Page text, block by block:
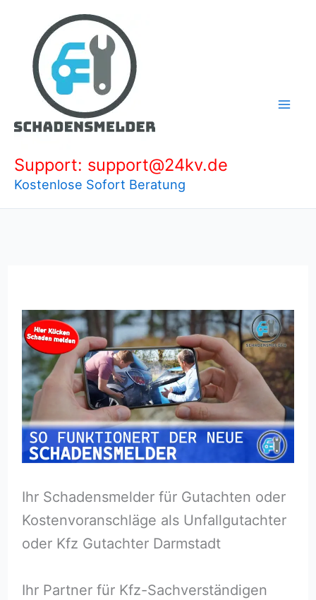
springen
Support: support@24kv.de
Kostenlose Sofort Beratung
Ihr Schadensmelder für Gutachten oder
Kostenvoranschläge als Unfallgutachter
oder Kfz Gutachter Darmstadt
Ihr Partner für Kfz-Sachverständigen